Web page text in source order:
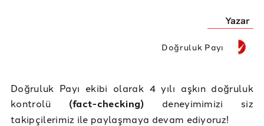
Yazar
Doğruluk Payı
Doğruluk Payı ekibi olarak 4 yılı aşkın doğruluk
kontrolü (fact-checking) deneyimimizi siz
takipçilerimiz ile paylaşmaya devam ediyoruz!